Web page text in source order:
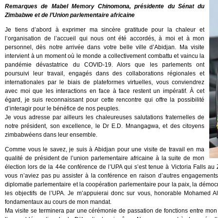
Remarques de Mabel Memory Chinomona, présidente du Sénat du
Zimbabwe et de l’Union parlementaire africaine
Je tiens d’abord à exprimer ma sincère gratitude pour la chaleur et
l’organisation de l’accueil qui nous ont été accordés, à moi et à mon
personnel, dès notre arrivée dans votre belle ville d’Abidjan. Ma visite
intervient à un moment où le monde a collectivement combattu et vaincu la
pandémie dévastatrice du COVID-19. Alors que les parlements ont
poursuivi leur travail, engagés dans des collaborations régionales et
internationales par le biais de plateformes virtuelles, vous conviendrez
avec moi que les interactions en face à face restent un impératif. À cet
égard, je suis reconnaissant pour cette rencontre qui offre la possibilité
d’interagir pour le bénéfice de nos peuples.
Je vous adresse par ailleurs les chaleureuses salutations fraternelles de
notre président, son excellence, le Dr E.D. Mnangagwa, et des citoyens
zimbabwéens dans leur ensemble.
Comme vous le savez, je suis à Abidjan pour une visite de travail en ma
qualité de président de l’union parlementaire africaine à la suite de mon
élection lors de la 44e conférence de l’UPA qui s’est tenue à Victoria Falls
vous n’aviez pas pu assister à la conférence en raison d’autres
diplomatie parlementaire et la coopération parlementaire pour la paix, la
les objectifs de l’UPA. Je m’appuierai donc sur vous, honorable
fondamentaux au cours de mon mandat.
Ma visite se terminera par une cérémonie de passation de fonctions entre